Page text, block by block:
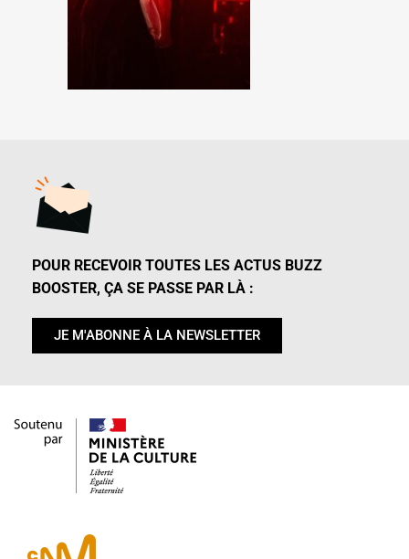
POUR RECEVOIR TOUTES LES ACTUS BUZZ
BOOSTER, ÇA SE PASSE PAR LÀ :
JE M'ABONNE À LA NEWSLETTER